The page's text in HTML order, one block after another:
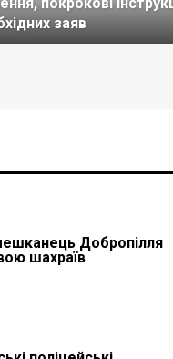
заяв
Добропілля
шахраїв